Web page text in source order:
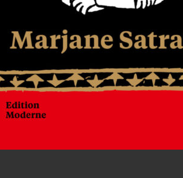
- Marjane Satrapi